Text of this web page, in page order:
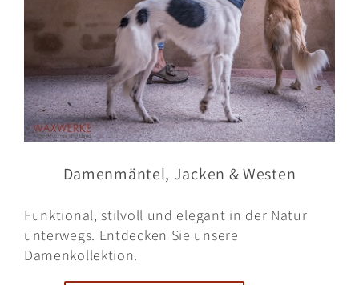
Damenmäntel, Jacken & Westen
Funktional, stilvoll und elegant in der Natur
unterwegs. Entdecken Sie unsere
Damenkollektion.